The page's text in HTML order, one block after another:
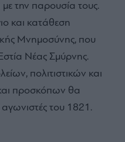
με την παρουσία τους.
και κατάθεση
Μνημοσύνης, που
Νέας Σμύρνης.
πολιτιστικών και
προσκόπων θα
του 1821.